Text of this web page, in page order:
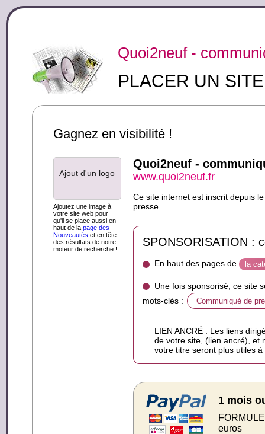
Quoi2neuf -
PLACER UN
Gagnez en visibilité !
Ajout d'un logo
Ajoutez une image à
votre site web pour
qu'il se place aussi en
haut de la page des
Nouveautés et en tête
des résultats de notre
moteur de recherche !
Quoi2neuf -
www.quoi2neuf.fr
Ce site internet est inscrit depuis
presse
SPONSORISATION :
En haut des pages de la
Une fois sponsorisé, ce site
mots-clés :
Communiqué de
LIEN ANCRÉ : Les liens
de votre site, (lien ancré), et
votre titre seront plus utiles
1 mois
euros